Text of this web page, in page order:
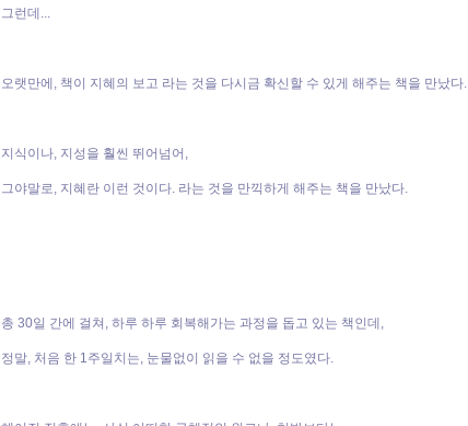
그런데...
오랫만에, 책이 지혜의 보고 라는 것을 다시금 확신할 수 있게 해주는 책을 만났다.
지식이나, 지성을 훨씬 뛰어넘어,
그야말로, 지혜란 이런 것이다. 라는 것을 만끽하게 해주는 책을 만났다.
총 30일 간에 걸쳐, 하루 하루 회복해가는 과정을 돕고 있는 책인데,
정말, 처음 한 1주일치는, 눈물없이 읽을 수 없을 정도였다.